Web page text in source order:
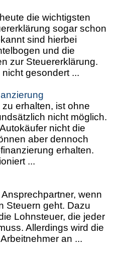
die wichtigsten
sogar schon
sind hierbei
und die
zur Steuererklärung.
gesondert ...
erhalten, ist ohne
nicht möglich.
nicht die
aber dennoch
erhalten.
...
wenn
Steuern geht. Dazu
Lohnsteuer, die jeder
Allerdings wird die
an ...